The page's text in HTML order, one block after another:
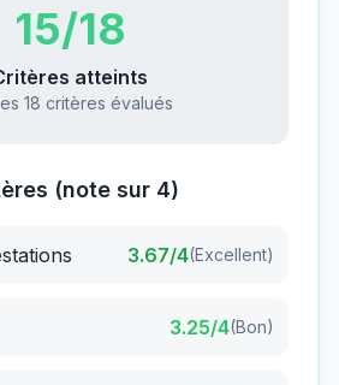
15/18
atteints
18 critères évalués
(note sur 4)
3.67/4(Excellent)
3.25/4(Bon)